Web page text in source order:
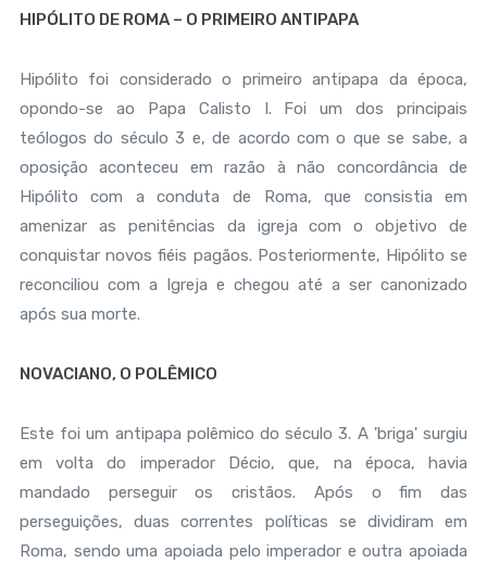
HIPÓLITO DE ROMA – O PRIMEIRO ANTIPAPA
Hipólito foi considerado o primeiro antipapa da época,
opondo-se ao Papa Calisto I. Foi um dos principais
teólogos do século 3 e, de acordo com o que se sabe, a
oposição aconteceu em razão à não concordância de
Hipólito com a conduta de Roma, que consistia em
amenizar as penitências da igreja com o objetivo de
conquistar novos fiéis pagãos. Posteriormente, Hipólito se
reconciliou com a Igreja e chegou até a ser canonizado
após sua morte.
NOVACIANO, O POLÊMICO
Este foi um antipapa polêmico do século 3. A 'briga' surgiu
em volta do imperador Décio, que, na época, havia
mandado perseguir os cristãos. Após o fim das
perseguições, duas correntes políticas se dividiram em
Roma, sendo uma apoiada pelo imperador e outra apoiada